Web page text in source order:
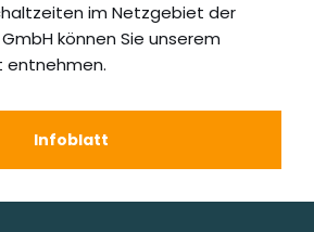
im Netzgebiet der
können Sie unserem
Infoblatt